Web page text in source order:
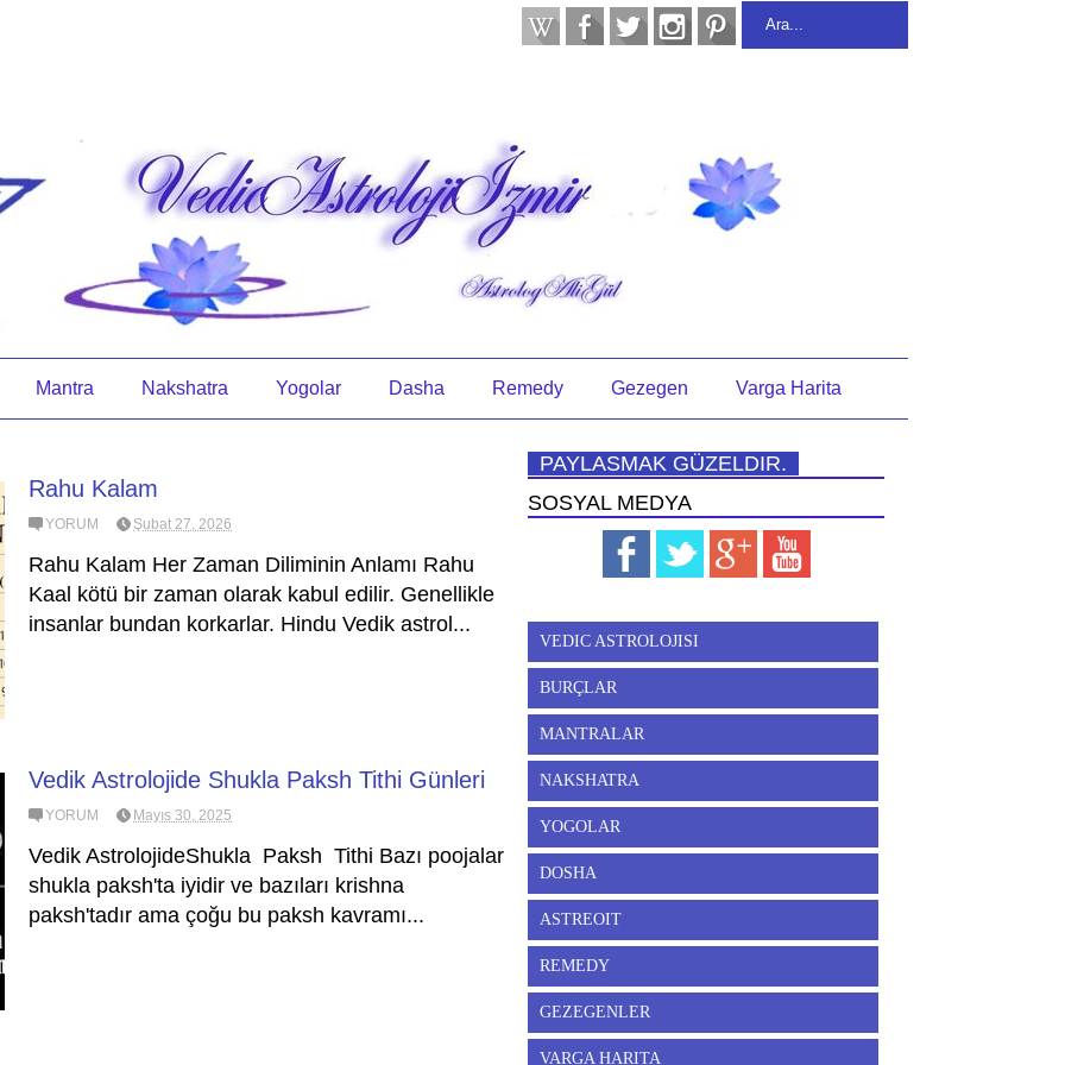
Mantra Nakshatra Yogolar Dasha Remedy Gezegen Varga Harita
Rahu Kalam
YORUM Şubat 27, 2026
Rahu Kalam Her Zaman Diliminin Anlamı Rahu
Kaal kötü bir zaman olarak kabul edilir. Genellikle
insanlar bundan korkarlar. Hindu Vedik astrol...
Vedik Astrolojide Shukla Paksh Tithi Günleri
YORUM Mayıs 30, 2025
Vedik AstrolojideShukla Paksh Tithi Bazı poojalar
shukla paksh'ta iyidir ve bazıları krishna
paksh'tadır ama çoğu bu paksh kavramı...
PAYLASMAK GÜZELDIR.
SOSYAL MEDYA
VEDIC ASTROLOJISI
BURÇLAR
MANTRALAR
NAKSHATRA
YOGOLAR
DOSHA
ASTREOIT
REMEDY
GEZEGENLER
VARGA HARITA